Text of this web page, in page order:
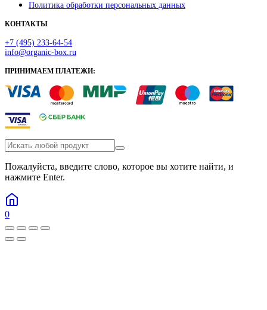
Политика обработки персональных данных
КОНТАКТЫ
+7 (495) 233-64-54
info@organic-box.ru
ПРИНИМАЕМ ПЛАТЕЖИ:
Пожалуйста, введите слово, которое вы хотите найти, и
нажмите Enter.
0